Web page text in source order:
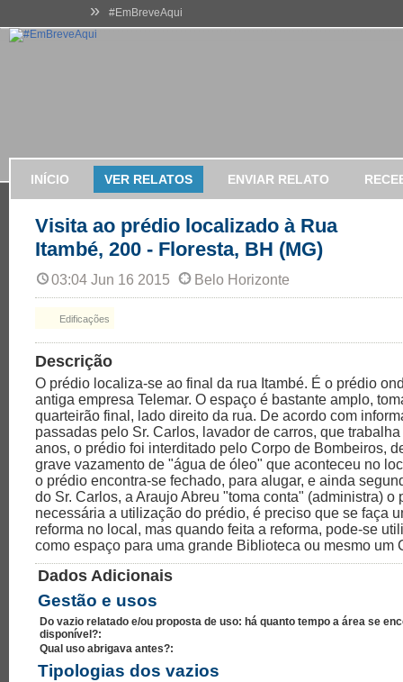
» #EmBreveAqui
INÍCIO VER RELATOS ENVIAR RELATO
Visita ao prédio localizado à Rua
Itambé, 200 - Floresta, BH (MG)
03:04 Jun 16 2015 Belo Horizonte
Edificações
Descrição
O prédio localiza-se ao final da rua Itambé. É o prédio
antiga empresa Telemar. O espaço é bastante amplo,
quarteirão final, lado direito da rua. De acordo com
passadas pelo Sr. Carlos, lavador de carros, que
anos, o prédio foi interditado pelo Corpo de Bombeiros,
grave vazamento de "água de óleo" que aconteceu no
o prédio encontra-se fechado, para alugar, e ainda
do Sr. Carlos, a Araujo Abreu "toma conta" (administra) o
necessária a utilização do prédio, é preciso que se faça
reforma no local, mas quando feita a reforma, pode-se
como espaço para uma grande Biblioteca ou mesmo um
Dados Adicionais
Gestão e usos
Do vazio relatado e/ou proposta de uso: há quanto tempo a área se
disponível?:
Qual uso abrigava antes?:
Tipologias dos vazios